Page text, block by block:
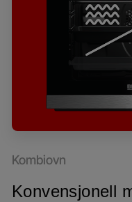
Kombiovn
Konvensjonell